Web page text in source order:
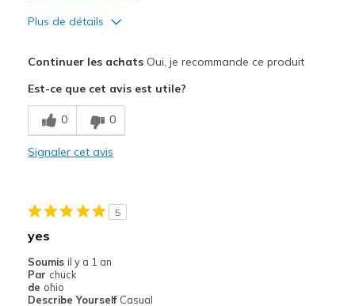
Plus de détails
Breathe Well
Comfortable
Travel
Continuer les achatsOui, je recommande ce produit
Est-ce que cet avis est utile?
0 0
Signaler cet avis
5
yes
Soumis il y a 1 an
Par chuck
de ohio
Describe Yourself Casual